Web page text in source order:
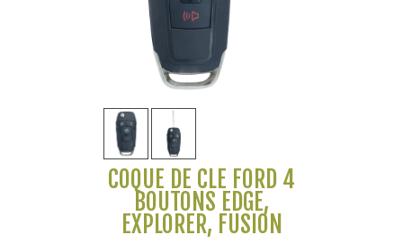
COQUE DE CLÉ FORD 4
BOUTONS EDGE,
EXPLORER, FUSION